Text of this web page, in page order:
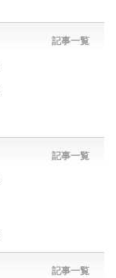
記事一覧
記事一覧
記事一覧